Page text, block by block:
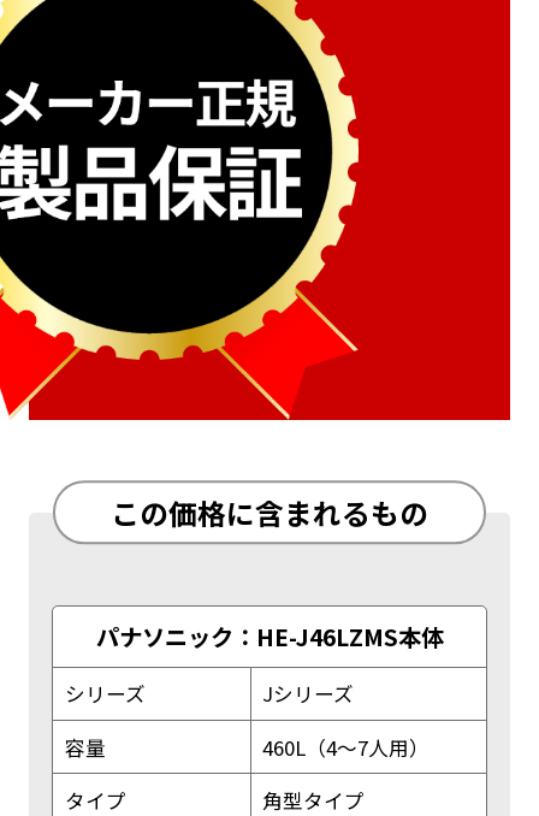
この価格に含まれるもの
パナソニック：HE-J46LZMS本体
シリーズ
Jシリーズ
容量
460L（4～7人用）
タイプ
角型タイプ